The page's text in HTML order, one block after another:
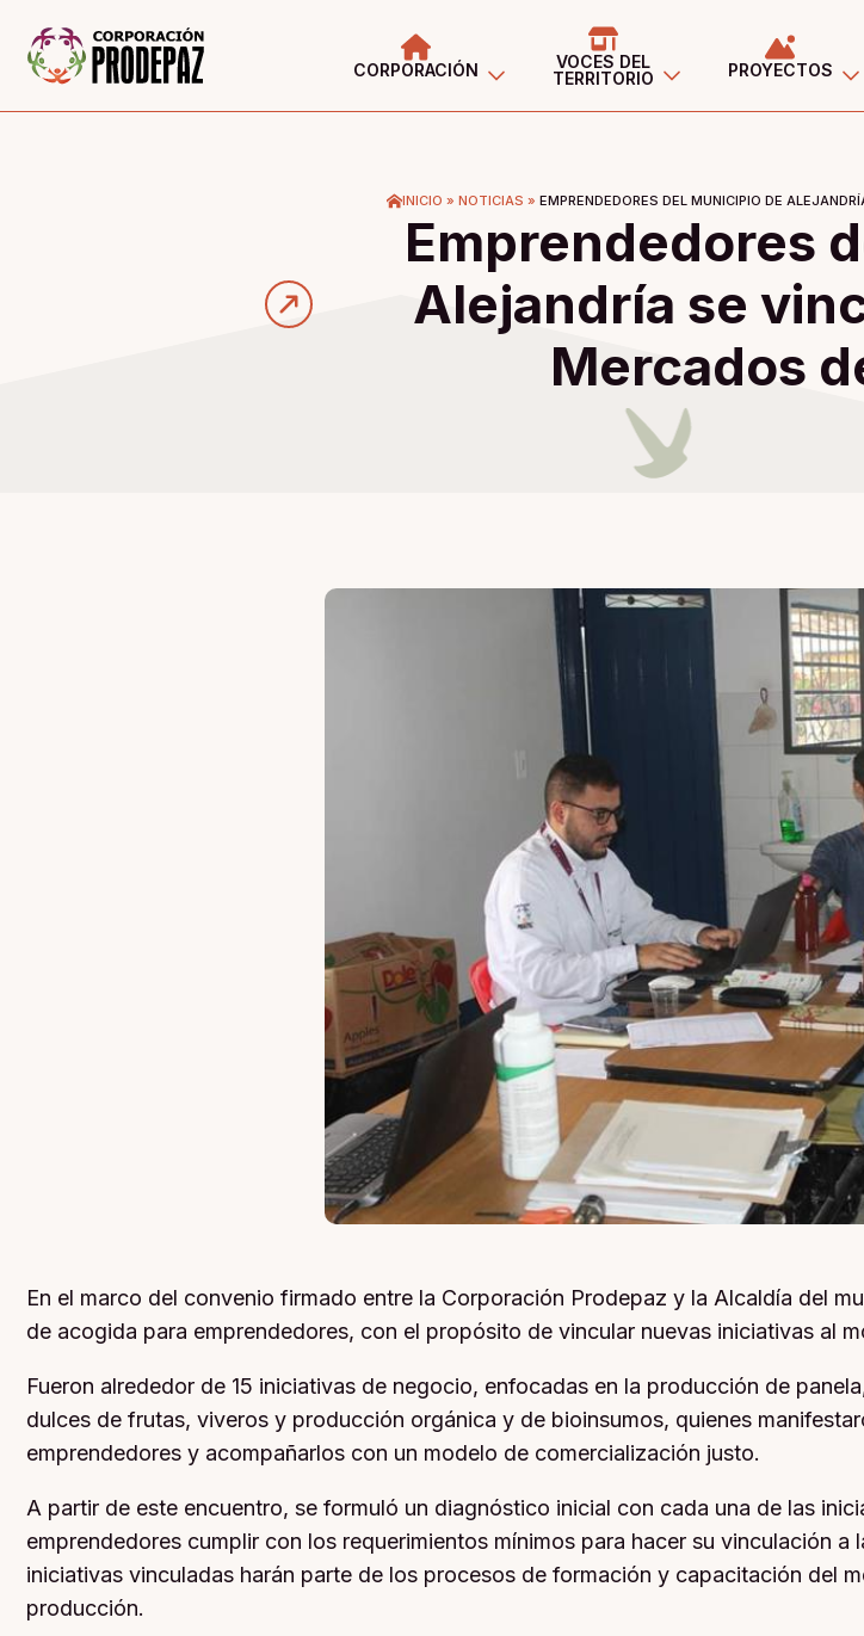
CORPORACIÓN
VOCES DEL
TERRITORIO
PROYECTOS
INICIO » NOTICIAS » EMPRENDEDORES DEL MUNICIPIO DE
Emprendedores
Alejandría se
Mercados
En el marco del convenio firmado entre la Corporación Prodepaz y la Alcaldía del
de acogida para emprendedores, con el propósito de vincular nuevas iniciativas al
Fueron alrededor de 15 iniciativas de negocio, enfocadas en la producción de
dulces de frutas, viveros y producción orgánica y de bioinsumos, quienes
emprendedores y acompañarlos con un modelo de comercialización justo.
A partir de este encuentro, se formuló un diagnóstico inicial con cada una de las
emprendedores cumplir con los requerimientos mínimos para hacer su vinculación
iniciativas vinculadas harán parte de los procesos de formación y capacitación del
producción.